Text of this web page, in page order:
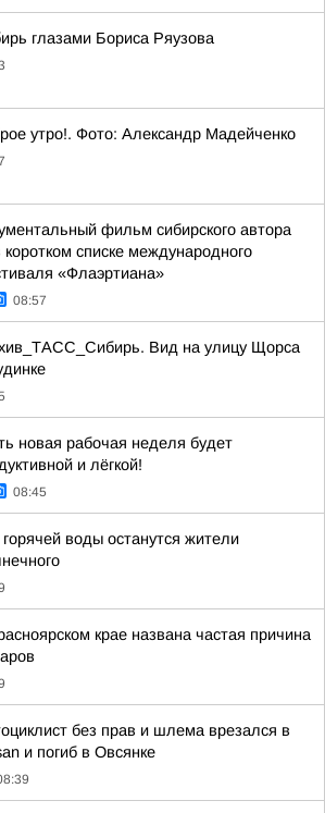
глазами Бориса Ряузова
утро!. Фото: Александр Мадейченко
фильм сибирского автора
списке международного
«Флаэртиана»
08:57
Вид на улицу Щорса
новая рабочая неделя будет
и лёгкой!
08:45
воды останутся жители
крае названа частая причина
без прав и шлема врезался в
и погиб в Овсянке